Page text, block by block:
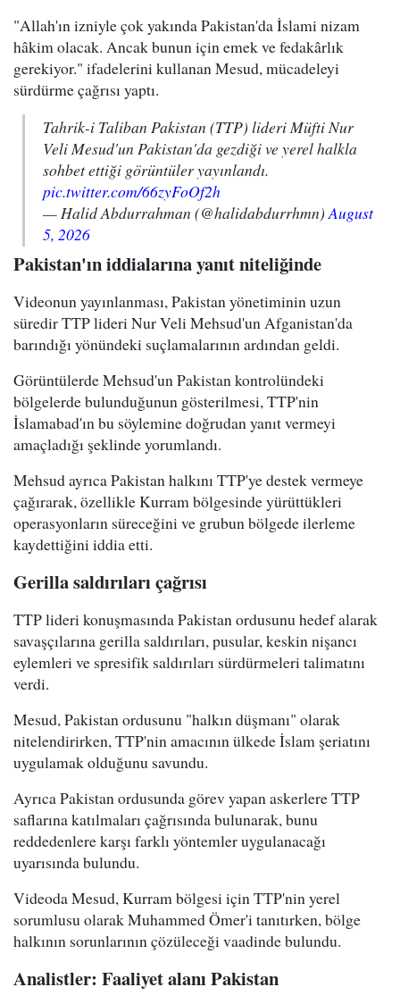
"Allah'ın izniyle çok yakında Pakistan'da İslami nizam
hâkim olacak. Ancak bunun için emek ve fedakârlık
gerekiyor." ifadelerini kullanan Mesud, mücadeleyi
sürdürme çağrısı yaptı.
Tahrik-i Taliban Pakistan (TTP) lideri Müfti Nur
Veli Mesud'un Pakistan'da gezdiği ve yerel halkla
sohbet ettiği görüntüler yayınlandı.
pic.twitter.com/66zyFoOf2h
— Halid Abdurrahman (@halidabdurrhmn)August
5, 2026
Pakistan'ın iddialarına yanıt niteliğinde
Videonun yayınlanması, Pakistan yönetiminin uzun
süredir TTP lideri Nur Veli Mehsud'un Afganistan'da
barındığı yönündeki suçlamalarının ardından geldi.
Görüntülerde Mehsud'un Pakistan kontrolündeki
bölgelerde bulunduğunun gösterilmesi, TTP'nin
İslamabad'ın bu söylemine doğrudan yanıt vermeyi
amaçladığı şeklinde yorumlandı.
Mehsud ayrıca Pakistan halkını TTP'ye destek vermeye
çağırarak, özellikle Kurram bölgesinde yürüttükleri
operasyonların süreceğini ve grubun bölgede ilerleme
kaydettiğini iddia etti.
Gerilla saldırıları çağrısı
TTP lideri konuşmasında Pakistan ordusunu hedef alarak
savaşçılarına gerilla saldırıları, pusular, keskin nişancı
eylemleri ve spresifik saldırıları sürdürmeleri talimatını
verdi.
Mesud, Pakistan ordusunu "halkın düşmanı" olarak
nitelendirirken, TTP'nin amacının ülkede İslam şeriatını
uygulamak olduğunu savundu.
Ayrıca Pakistan ordusunda görev yapan askerlere TTP
saflarına katılmaları çağrısında bulunarak, bunu
reddedenlere karşı farklı yöntemler uygulanacağı
uyarısında bulundu.
Videoda Mesud, Kurram bölgesi için TTP'nin yerel
sorumlusu olarak Muhammed Ömer'i tanıtırken, bölge
halkının sorunlarının çözüleceği vaadinde bulundu.
Analistler: Faaliyet alanı Pakistan